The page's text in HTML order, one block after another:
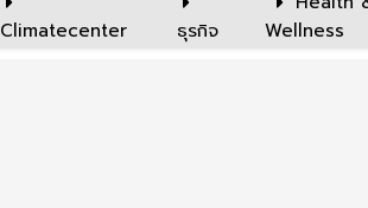
Climatecenter ธุรกิจ
Wellness